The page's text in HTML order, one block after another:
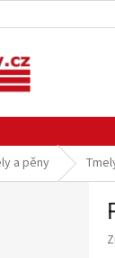
a pěny